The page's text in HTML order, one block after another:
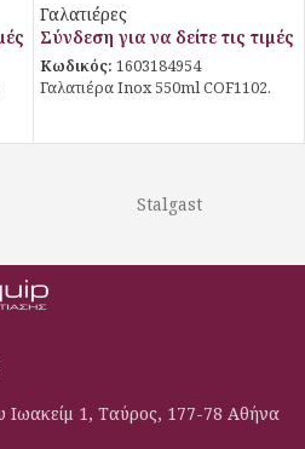
Γαλατιέρες
Σύνδεση για να δείτε τις τιμές
Κωδικός: 1603184954
Γαλατιέρα Inox 550ml COF1102.
Stalgast
Ιωακείμ 1, Ταύρος, 177-78 Αθήνα